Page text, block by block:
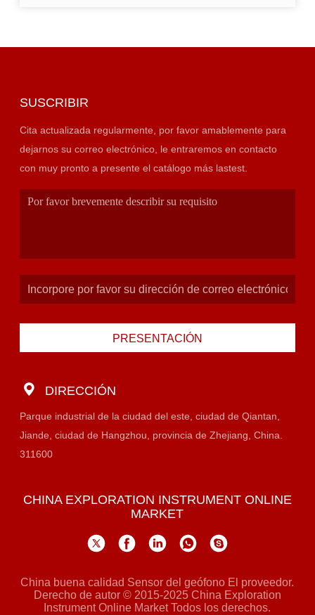
SUSCRIBIR
Cita actualizada regularmente, por favor amablemente para
dejarnos su correo electrónico, le entraremos en contacto
con muy pronto a presente el catálogo más lastest.
PRESENTACIÓN
DIRECCIÓN
Parque industrial de la ciudad del este, ciudad de Qiantan,
Jiande, ciudad de Hangzhou, provincia de Zhejiang, China.
311600
CHINA EXPLORATION INSTRUMENT ONLINE
MARKET
China buena calidad Sensor del geófono El proveedor.
Derecho de autor © 2015-2025 China Exploration
Instrument Online Market Todos los derechos.